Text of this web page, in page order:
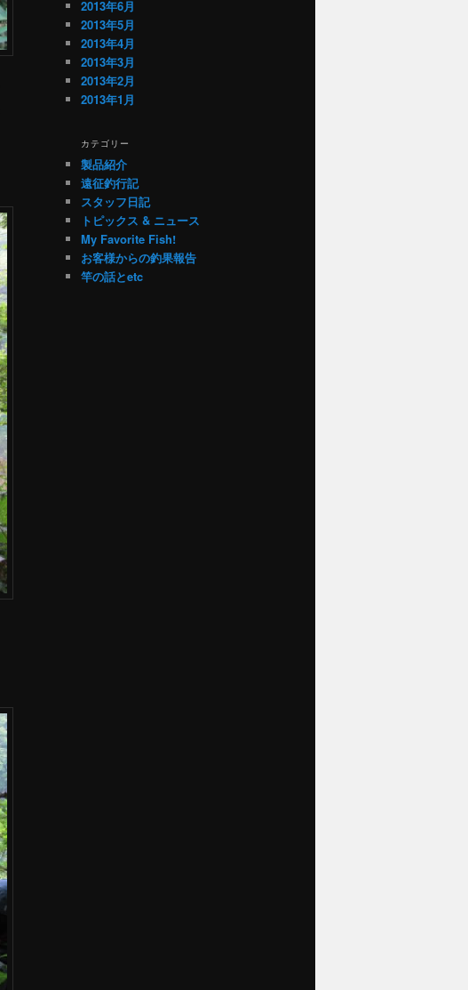
2013年6月
2013年5月
2013年4月
2013年3月
2013年2月
2013年1月
カテゴリー
製品紹介
遠征釣行記
スタッフ日記
トピックス & ニュース
My Favorite Fish!
お客様からの釣果報告
竿の話とetc